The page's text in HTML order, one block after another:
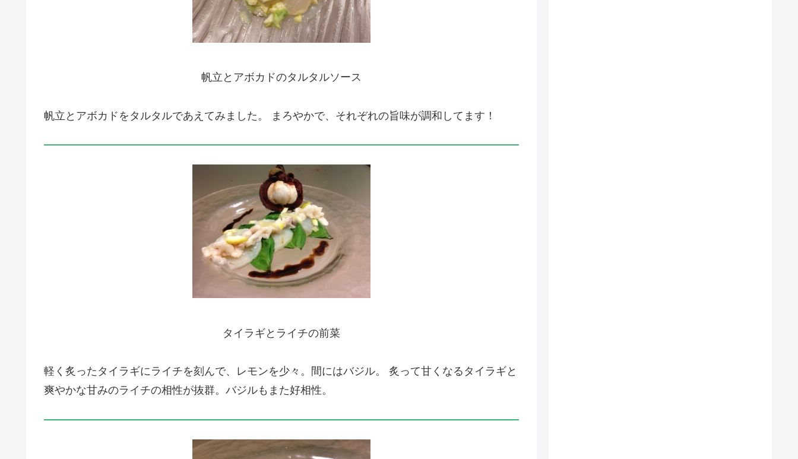
帆立とアボカドのタルタルソース
帆立とアボカドをタルタルであえてみました。 まろやかで、それぞれの旨味が調和してます！
タイラギとライチの前菜
軽く炙ったタイラギにライチを刻んで、レモンを少々。間にはバジル。 炙って甘くなるタイラギと
爽やかな甘みのライチの相性が抜群。バジルもまた好相性。